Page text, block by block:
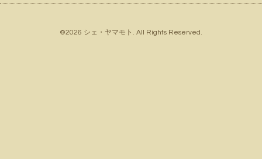
©2026 シェ・ヤマモト . All Rights Reserved.